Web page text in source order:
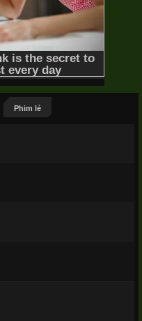
Phim lẻ